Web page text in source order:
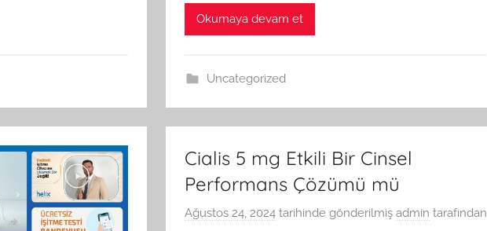
Okumaya devam et
Uncategorized
Cialis 5 mg Etkili Bir Cinsel
Performans Çözümü mü
Ağustos 24, 2024 tarihinde gönderilmiş admin tarafından